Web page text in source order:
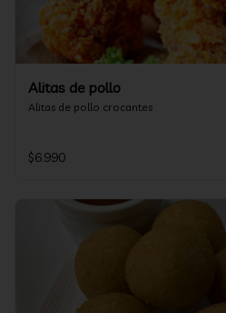
Alitas de pollo
Alitas de pollo crocantes
$6.990